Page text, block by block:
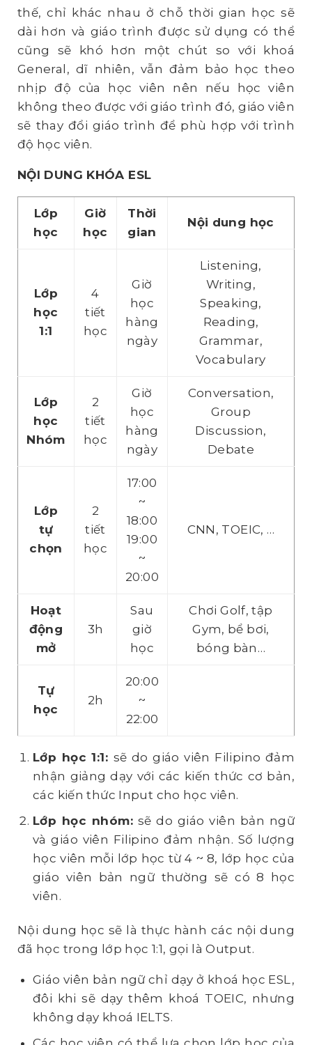
thế, chỉ khác nhau ở chỗ thời gian học sẽ
dài hơn và giáo trình được sử dụng có thể
cũng sẽ khó hơn một chút so với khoá
General, dĩ nhiên, vẫn đảm bảo học theo
nhịp độ của học viên nên nếu học viên
không theo được với giáo trình đó, giáo viên
sẽ thay đổi giáo trình để phù hợp với trình
độ học viên.
NỘI DUNG KHÓA ESL
Lớp
học
Giờ
học
Thời
gian
Nội dung học
Lớp
học
1:1
4
tiết
học
Giờ
học
hàng
ngày
Listening,
Writing,
Speaking,
Reading,
Grammar,
Vocabulary
Lớp
học
Nhóm
2
tiết
học
Giờ
học
hàng
ngày
Conversation,
Group
Discussion,
Debate
Lớp
tự
chọn
2
tiết
học
17:00
~
18:00
19:00
~
20:00
CNN, TOEIC, …
Hoạt
động
mở
3h
Sau
giờ
học
Chơi Golf, tập
Gym, bể bơi,
bóng bàn…
Tự
học
2h
20:00
~
22:00
Lớp học 1:1: sẽ do giáo viên Filipino đảm
nhận giảng dạy với các kiến thức cơ bản,
các kiến thức Input cho học viên.
Lớp học nhóm:sẽ do giáo viên bản ngữ
và giáo viên Filipino đảm nhận. Số lượng
học viên mỗi lớp học từ 4 ~ 8, lớp học của
giáo viên bản ngữ thường sẽ có 8 học
viên.
Nội dung học sẽ là thực hành các nội dung
đã học trong lớp học 1:1, gọi là Output.
Giáo viên bản ngữ chỉ dạy ở khoá học ESL,
đôi khi sẽ dạy thêm khoá TOEIC, nhưng
không dạy khoá IELTS.